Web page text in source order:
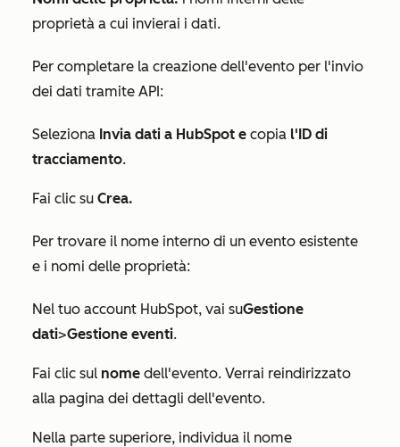
proprietà a cui invierai i dati.
Per completare la creazione dell'evento per l'invio
dei dati tramite API:
Seleziona Invia dati a HubSpot e copia l'ID di
tracciamento.
Fai clic su Crea.
Per trovare il nome interno di un evento esistente
e i nomi delle proprietà:
Nel tuo account HubSpot, vai suGestione
dati>Gestione eventi.
Fai clic sul nome dell'evento. Verrai reindirizzato
alla pagina dei dettagli dell'evento.
Nella parte superiore, individua il nome